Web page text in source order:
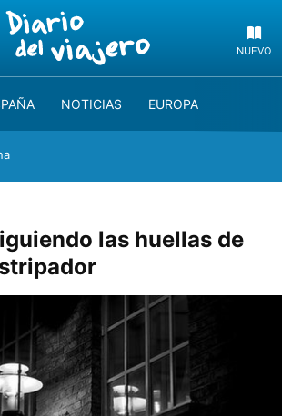
NUEVO
NOTICIAS EUROPA
las huellas de